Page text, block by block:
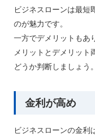
ビジネスローンは最短
のが魅力です。
一方でデメリットもあ
メリットとデメリッ
どうか判断しましょう。
金利が高め
ビジネスローンの金利